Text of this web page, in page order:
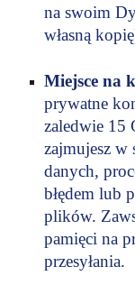
na swoim
własną
Miejsce na
prywatne
zaledwie 15
zajmujesz
danych,
błędem lub
plików.
pamięci na
przesyłania.